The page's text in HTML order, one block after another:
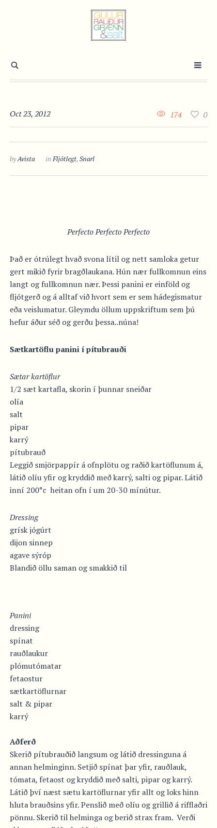
Oct 23, 2012 0
174
byAvista in Fljótlegt,Snarl
Perfecto Perfecto Perfecto
Það er ótrúlegt hvað svona lítil og nett samloka getur
gert mikið fyrir bragðlaukana. Hún nær fullkomnun eins
langt og fullkomnun nær. Þessi panini er einföld og
fljótgerð og á alltaf við hvort sem er sem hádegismatur
eða veislumatur. Gleymdu öllum uppskriftum sem þú
hefur áður séð og gerðu þessa..núna!
Sætkartöflu panini í pítubrauði
Sætar kartöflur
1/2 sæt kartafla, skorin í þunnar sneiðar
olía
salt
pipar
karrý
pítubrauð
Leggið smjörpappír á ofnplötu og raðið kartöflunum á,
látið olíu yfir og kryddið með karrý, salti og pipar. Látið
inní 200°c heitan ofn í um 20-30 mínútur.
Dressing
grísk jógúrt
dijon sinnep
agave sýróp
Blandið öllu saman og smakkið til
Panini
dressing
spínat
rauðlaukur
plómutómatar
fetaostur
sætkartöflurnar
salt & pipar
karrý
Aðferð
Skerið pítubrauðið langsum og látið dressinguna á
annan helminginn. Setjið spínat þar yfir, rauðlauk,
tómata, fetaost og kryddið með salti, pipar og karrý.
Látið því næst sætu kartöflurnar yfir allt og loks hinn
hluta brauðsins yfir. Penslið með olíu og grillið á rifflaðri
pönnu. Skerið til helminga og berið strax fram. Verði